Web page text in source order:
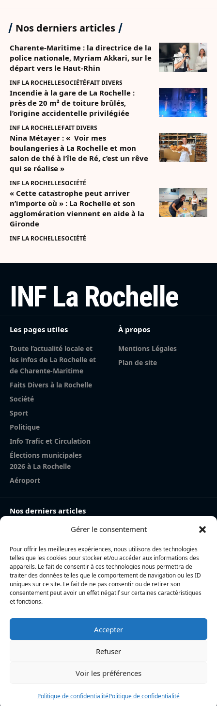
Gérer le consentement
Pour offrir les meilleures expériences, nous utilisons des technologies
telles que les cookies pour stocker et/ou accéder aux informations des
appareils. Le fait de consentir à ces technologies nous permettra de
traiter des données telles que le comportement de navigation ou les ID
uniques sur ce site. Le fait de ne pas consentir ou de retirer son
consentement peut avoir un effet négatif sur certaines caractéristiques
et fonctions.
Accepter
Refuser
Voir les préférences
Politique de confidentialitéPolitique de confidentialité
Nos derniers articles
Charente-Maritime : la directrice de la
police nationale, Myriam Akkari, sur le
départ vers le Haut-Rhin
INF LA ROCHELLESOCIÉTÉFAIT DIVERS
Incendie à la gare de La Rochelle :
près de 20 m² de toiture brûlés,
l’origine accidentelle privilégiée
INF LA ROCHELLEFAIT DIVERS
Nina Métayer : « Voir mes
boulangeries à La Rochelle et mon
salon de thé à l’île de Ré, c’est un rêve
qui se réalise »
INF LA ROCHELLESOCIÉTÉ
« Cette catastrophe peut arriver
n’importe où » : La Rochelle et son
agglomération viennent en aide à la
Gironde
INF LA ROCHELLESOCIÉTÉ
INF La Rochelle
Les pages utiles
Toute l’actualité locale et
les infos de La Rochelle et
de Charente-Maritime
Faits Divers à la Rochelle
Société
Sport
Politique
Info Trafic et Circulation
Élections municipales
2026 à La Rochelle
Aéroport
À propos
Mentions Légales
Plan de site
Nos derniers articles
Charente-Maritime : la directrice de la police nationale,
Incendie à la gare de La Rochelle : près de 20 m² de
toiture brûlés, l’origine accidentelle privilégiée
Nina Métayer : « Voir mes boulangeries à La Rochelle
et mon salon de thé à l’île de Ré, c’est un rêve qui se
réalise »
L’actualité locale en continu à La Rochelle et en Charente-